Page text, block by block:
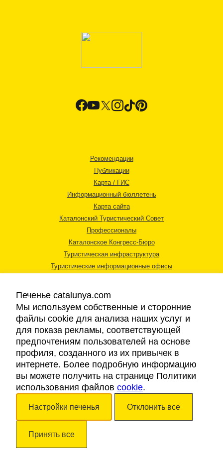
Рекомендации
Публикации
Карта / ГИС
Информационный бюллетень
Карта сайта
Каталонский Туристический Совет
Профессионалы
Каталонское Конгресс-Бюро
Туристическая инфраструктура
Туристические информационные офисы
Правовая информация
Cookies
Доступность
Авторские права © 2026. Каталонский Туристический Совет. Все права
Печенье catalunya.com
Мы используем собственные и сторонние
файлы cookie для анализа наших услуг и
для показа рекламы, соответствующей
предпочтениям пользователей на основе
профиля, созданного из их привычек в
интернете. Более подробную информацию
вы можете получить на странице Политики
использования файлов cookie.
Настройки печенья Отклонить все
Принять все